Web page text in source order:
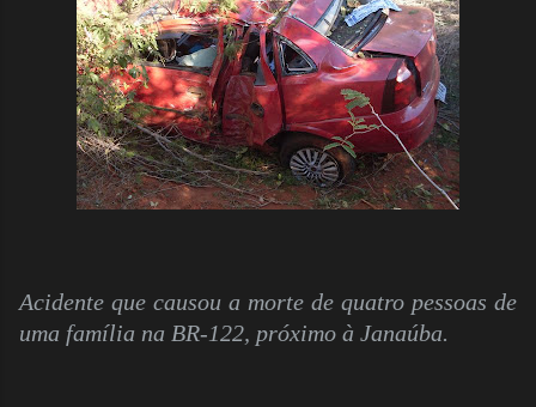
Acidente que causou a morte de quatro pessoas de
uma família na BR-122, próximo à Janaúba.